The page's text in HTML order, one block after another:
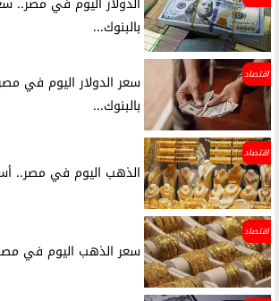
بالبنوك...
اقتصاد
سعر الدولار اليوم في
بالبنوك...
اقتصاد
الذهب اليوم في مصر.. أسعار
اقتصاد
سعر الذهب اليوم في